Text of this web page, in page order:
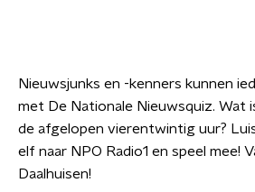
Nieuwsjunks en -kenners kunnen
met De Nationale Nieuwsquiz. Wat
de afgelopen vierentwintig uur?
elf naar NPO Radio1 en speel mee!
Daalhuisen!